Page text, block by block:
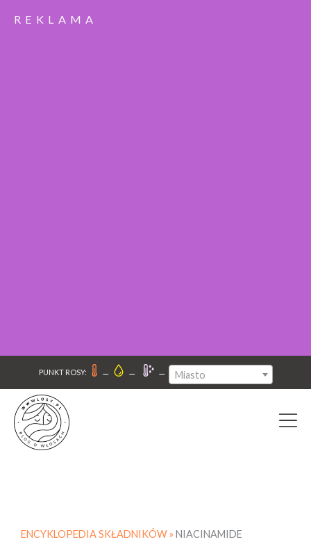
REKLAMA
PUNKT ROSY: – – – Miasto
ENCYKLOPEDIA SKŁADNIKÓW » NIACINAMIDE